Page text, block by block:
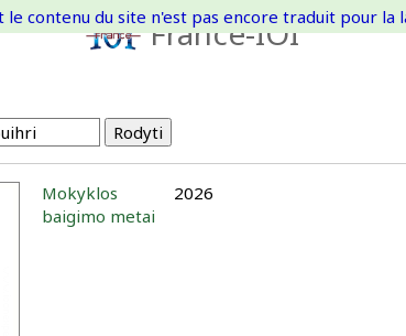
France-IOI
contenu du site n'est pas encore traduit pour la
Mokyklos
baigimo metai
2026